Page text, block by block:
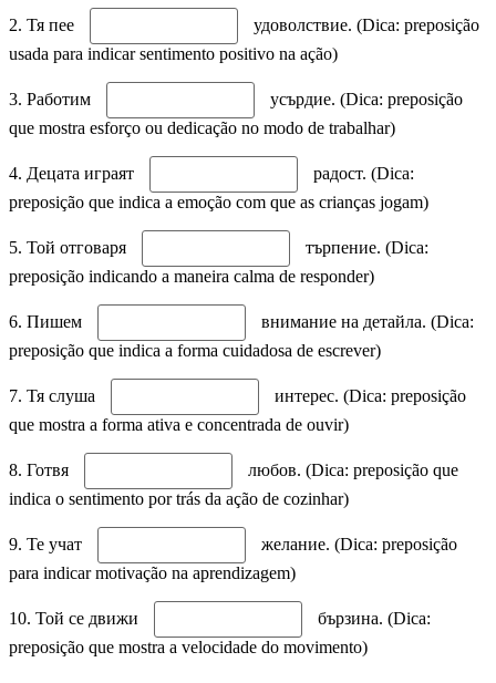
2. Тя пее
удоволствие. (Dica: preposição
usada para indicar sentimento positivo na ação)
3. Работим
усърдие. (Dica: preposição
que mostra esforço ou dedicação no modo de trabalhar)
4. Децата играят
радост. (Dica:
preposição que indica a emoção com que as crianças jogam)
5. Той отговаря
търпение. (Dica:
preposição indicando a maneira calma de responder)
6. Пишем
внимание на детайла. (Dica:
preposição que indica a forma cuidadosa de escrever)
7. Тя слуша
интерес. (Dica: preposição
que mostra a forma ativa e concentrada de ouvir)
8. Готвя
любов. (Dica: preposição que
indica o sentimento por trás da ação de cozinhar)
9. Те учат
желание. (Dica: preposição
para indicar motivação na aprendizagem)
10. Той се движи
бързина. (Dica:
preposição que mostra a velocidade do movimento)